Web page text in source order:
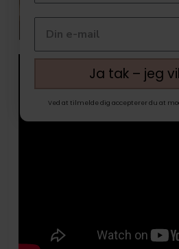
Ja tak – jeg
Ved at tilmelde dig accepterer du at